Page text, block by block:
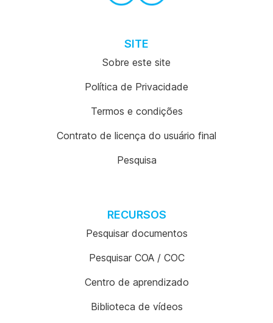
SITE
Sobre este site
Política de Privacidade
Termos e condições
Contrato de licença do usuário final
Pesquisa
RECURSOS
Pesquisar documentos
Pesquisar COA / COC
Centro de aprendizado
Biblioteca de vídeos